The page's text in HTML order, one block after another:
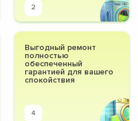
2
Выгодный ремонт
полностью
обеспеченный
гарантией для вашего
спокойствия
4